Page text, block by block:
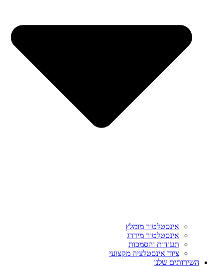
אינסטלטור מומלץ
אינסטלטור מידרג
תעודות והסמכות
ציוד אינסטלציה מקצועי
השירותים שלנו